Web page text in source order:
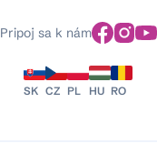
Pripoj sa k nám
SK CZ PL HU RO